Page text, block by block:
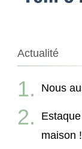
Actualité
Nous
maison !